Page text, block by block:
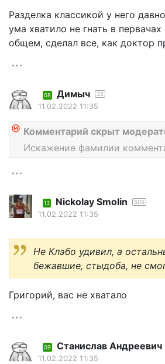
Разделка классикой у него
ума хватило не гнать в
общем, сделал все, как доктор
08 Димыч 32
11.02.2022 11:35
Комментарий скрыт
Искажение фамилии
13 Nickolay Smolin 505
11.02.2022 11:35
Не Клэбо удивил, а
бежавшие, стыдоба, не
Григорий, вас не хватало
09 Станислав Андреевич
11.02.2022 11:35